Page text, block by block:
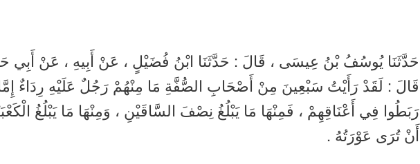
حَدَّثَنَا يُوسُفُ بْنُ عِيسَى ، قَالَ : حَدَّثَنَا ابْنُ فُضَيْلٍ ، عَنْ أَبِيهِ ، عَنْ أَبِي
قَالَ : لَقَدْ رَأَيْتُ سَبْعِينَ مِنْ أَصْحَابِ الصُّفَّةِ مَا مِنْهُمْ رَجُلٌ عَلَيْهِ رِدَاءٌ
رَبَطُوا فِي أَعْنَاقِهِمْ ، فَمِنْهَا مَا يَبْلُغُ نِصْفَ السَّاقَيْنِ ، وَمِنْهَا مَا يَبْلُغُ
أَنْ تُرَى عَوْرَتُهُ .